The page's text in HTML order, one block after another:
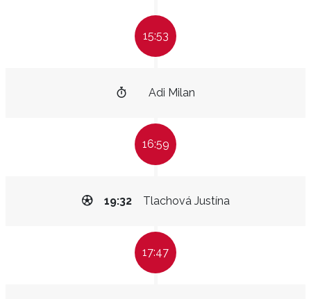
15:53
Adi Milan
16:59
Tlachová Justína
19:32
17:47